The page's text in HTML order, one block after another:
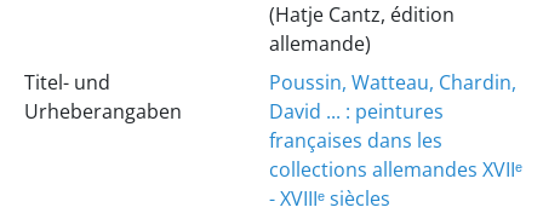
(Hatje Cantz, édition
allemande)
Titel- und
Urheberangaben
Poussin, Watteau, Chardin,
David ... : peintures
françaises dans les
collections allemandes XVIIᵉ
- XVIIIᵉ siècles